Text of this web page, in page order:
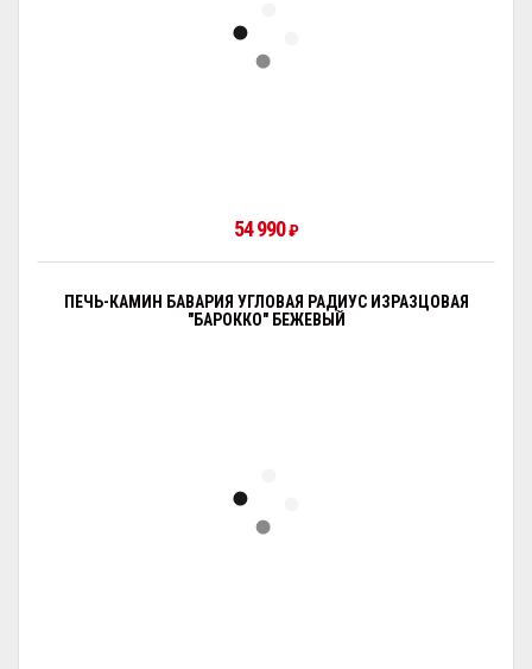
54 990₽
ПЕЧЬ-КАМИН БАВАРИЯ УГЛОВАЯ РАДИУС ИЗРАЗЦОВАЯ
"БАРОККО" БЕЖЕВЫЙ